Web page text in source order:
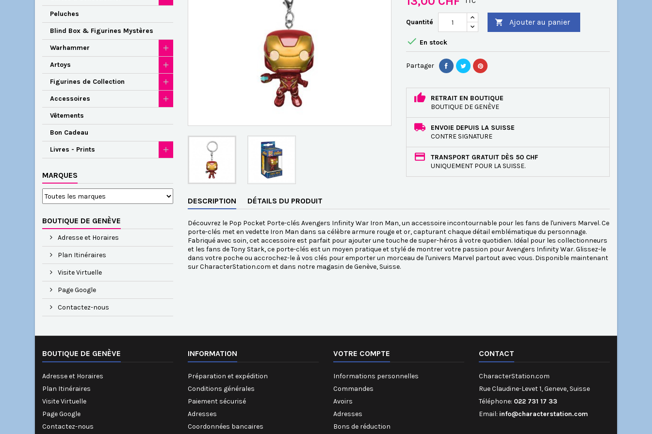
Peluches
Blind Box & Figurines Mystères
Warhammer
Artoys
Figurines de Collection
Accessoires
Vêtements
Bon Cadeau
Livres - Prints
MARQUES
BOUTIQUE DE GENÈVE
Adresse et Horaires
Plan Itinéraires
Visite Virtuelle
Page Google
Contactez-nous
Quantité  Ajouter au panier
 En stock
Partager
RETRAIT EN BOUTIQUE
BOUTIQUE DE GENÈVE
ENVOIE DEPUIS LA SUISSE
CONTRE SIGNATURE
TRANSPORT GRATUIT DÈS 50 CHF
UNIQUEMENT POUR LA SUISSE.
DESCRIPTION DÉTAILS DU PRODUIT
Découvrez le Pop Pocket Porte-clés Avengers Infinity War Iron Man, un accessoire incontournable pour les fans de l'univers Marvel. Ce
porte-clés met en vedette Iron Man dans sa célèbre armure rouge et or, capturant chaque détail emblématique du personnage.
Fabriqué avec soin, cet accessoire est parfait pour ajouter une touche de super-héros à votre quotidien. Idéal pour les collectionneurs
et les fans de Tony Stark, ce porte-clés est un moyen pratique et stylé de montrer votre passion pour Avengers Infinity War. Glissez-le
dans votre poche ou accrochez-le à vos clés pour emporter un morceau de l'univers Marvel partout avec vous. Disponible maintenant
sur CharacterStation.com et dans notre magasin de Genève, Suisse.
BOUTIQUE DE GENÈVE
Adresse et Horaires
Plan Itinéraires
Visite Virtuelle
Page Google
Contactez-nous
INFORMATION
Préparation et expédition
Conditions générales
Paiement sécurisé
Adresses
Coordonnées bancaires
VOTRE COMPTE
Informations personnelles
Commandes
Avoirs
Adresses
Bons de réduction
CONTACT
CharacterStation.com
Rue Claudine-Levet 1, Geneve, Suisse
Téléphone: 022 731 17 33
Email: info@characterstation.com